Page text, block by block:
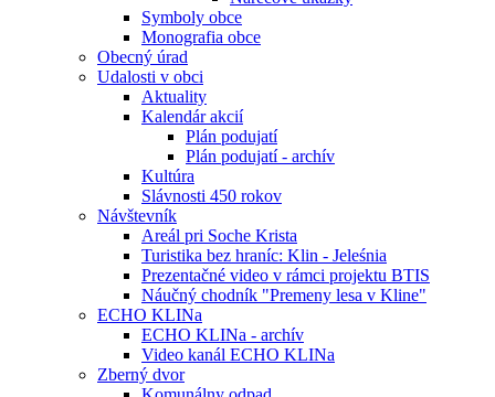
Symboly obce
Monografia obce
Obecný úrad
Udalosti v obci
Aktuality
Kalendár akcií
Plán podujatí
Plán podujatí - archív
Kultúra
Slávnosti 450 rokov
Návštevník
Areál pri Soche Krista
Turistika bez hraníc: Klin - Jeleśnia
Prezentačné video v rámci projektu BTIS
Náučný chodník "Premeny lesa v Kline"
ECHO KLINa
ECHO KLINa - archív
Video kanál ECHO KLINa
Zberný dvor